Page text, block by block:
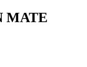
MATE